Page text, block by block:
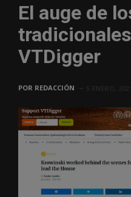
El auge de
VTDigger
POR REDACCIÓN